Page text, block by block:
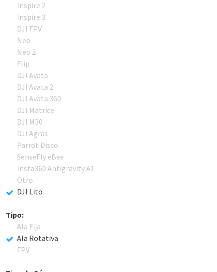
Inspire 2
Inspire 3
DJI FPV
Neo
Neo 2
Flip
DJI Avata
DJI Avata 2
DJI Avata 360
DJI Matrice
DJI M30
DJI Agras
Parrot Disco
SenseFly eBee
Insta360 Antigravity A1
Otro
DJI Lito
Tipo:
Ala Fija
Ala Rotativa
FPV